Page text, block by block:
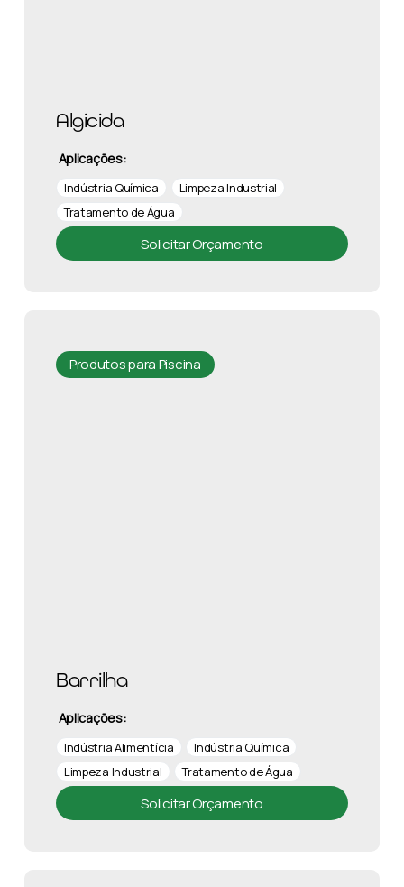
Algicida
Aplicações:
Indústria Química
Limpeza Industrial
Tratamento de Água
Solicitar Orçamento
Produtos para Piscina
Barrilha
Aplicações:
Indústria Alimentícia
Indústria Química
Limpeza Industrial
Tratamento de Água
Solicitar Orçamento